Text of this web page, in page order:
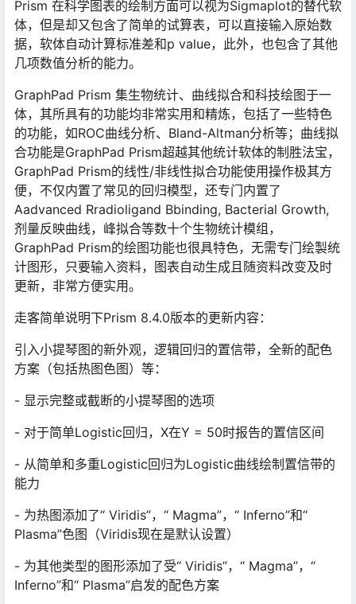
Prism 在科学图表的绘制方面可以视为Sigmaplot的替代软
体，但是却又包含了简单的试算表，可以直接输入原始数
据，软体自动计算标准差和p value，此外，也包含了其他
几项数值分析的能力。
GraphPad Prism 集生物统计、曲线拟合和科技绘图于一
体，其所具有的功能均非常实用和精炼，包括了一些特色
的功能，如ROC曲线分析、Bland-Altman分析等；曲线拟
合功能是GraphPad Prism超越其他统计软体的制胜法宝，
GraphPad Prism的线性/非线性拟合功能使用操作极其方
便，不仅内置了常见的回归模型，还专门内置了
Aadvanced Rradioligand Bbinding, Bacterial Growth,
剂量反映曲线，峰拟合等数十个生物统计模组，
GraphPad Prism的绘图功能也很具特色，无需专门绘製统
计图形，只要输入资料，图表自动生成且随资料改变及时
更新，非常方便实用。
走客简单说明下Prism 8.4.0版本的更新内容：
引入小提琴图的新外观，逻辑回归的置信带，全新的配色
方案（包括热图色图）等：
- 显示完整或截断的小提琴图的选项
- 对于简单Logistic回归，X在Y = 50时报告的置信区间
- 从简单和多重Logistic回归为Logistic曲线绘制置信带的
能力
- 为热图添加了“ Viridis”，“ Magma”，“ Inferno”和“
Plasma”色图（Viridis现在是默认设置）
- 为其他类型的图形添加了受“ Viridis”，“ Magma”，“
Inferno”和“ Plasma”启发的配色方案